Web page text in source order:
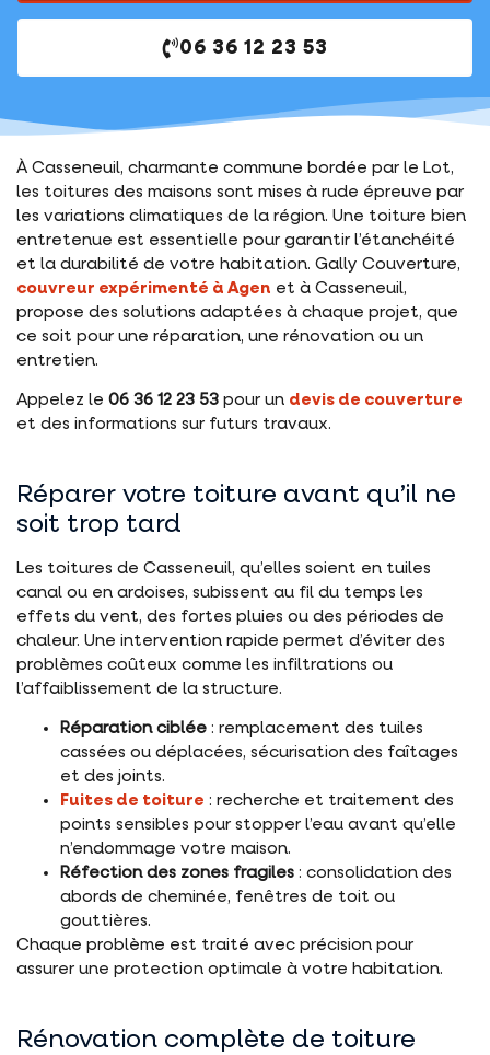
06 36 12 23 53
À Casseneuil, charmante commune bordée par le Lot,
les toitures des maisons sont mises à rude épreuve par
les variations climatiques de la région. Une toiture bien
entretenue est essentielle pour garantir l’étanchéité
et la durabilité de votre habitation. Gally Couverture,
couvreur expérimenté à Agen et à Casseneuil,
propose des solutions adaptées à chaque projet, que
ce soit pour une réparation, une rénovation ou un
entretien.
Appelez le 06 36 12 23 53 pour un devis de couverture
et des informations sur futurs travaux.
Réparer votre toiture avant qu’il ne
soit trop tard
Les toitures de Casseneuil, qu’elles soient en tuiles
canal ou en ardoises, subissent au fil du temps les
effets du vent, des fortes pluies ou des périodes de
chaleur. Une intervention rapide permet d’éviter des
problèmes coûteux comme les infiltrations ou
l’affaiblissement de la structure.
Réparation ciblée : remplacement des tuiles
cassées ou déplacées, sécurisation des faîtages
et des joints.
Fuites de toiture : recherche et traitement des
points sensibles pour stopper l’eau avant qu’elle
n’endommage votre maison.
Réfection des zones fragiles : consolidation des
abords de cheminée, fenêtres de toit ou
gouttières.
Chaque problème est traité avec précision pour
assurer une protection optimale à votre habitation.
Rénovation complète de toiture